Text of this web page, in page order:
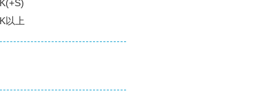
以上